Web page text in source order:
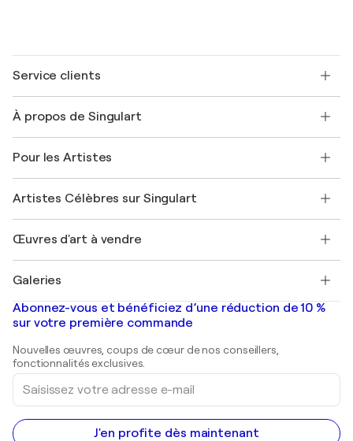
Service clients
Expédition
Offrir une carte cadeau
Rejoignez notre programme commercial
Mon compte
+33 1 76 44 06 42
À propos de Singulart
FAQ
Magazine Singulart
Emplois
Découvrez une sélection d'art original
Pour les Artistes
Se connecter en tant qu'Artiste
Artistes Célèbres sur Singulart
Marc Chagall
Banksy
Mr. Brainwash
Shepard Fairey
Œuvres d'art à vendre
Tableaux abstraits à vendre
Peintures de paysage
Estampes
Peintures acryliques
Galeries
Galeries d'art en France
Galeries d'art en Belgique
Abonnez-vous et bénéficiez d’une réduction de 10 %
sur votre première commande
Nouvelles œuvres, coups de cœur de nos conseillers,
fonctionnalités exclusives.
Saisissez
votre
adresse
e-
mail
J'en profite dès maintenant